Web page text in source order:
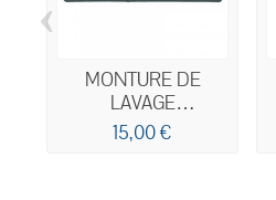
MONTURE DE
LAVAGE
MAGNETIQUE POUR
FRANGE A
15,00 €
‹